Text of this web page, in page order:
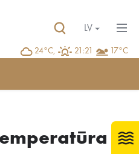
24°C, 21:21 17°C
LV